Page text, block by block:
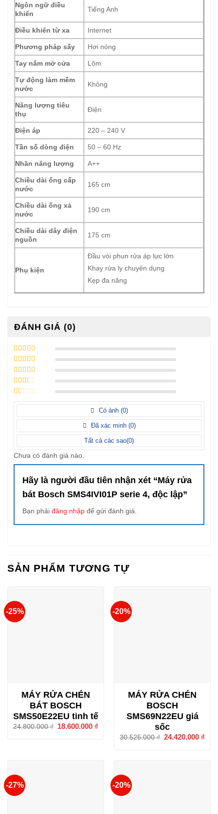
Ngôn ngữ điều
khiển
Tiếng Anh
Điều khiển từ xa Internet
Phương pháp sấy Hơi nóng
Tay nắm mở cửa Lõm
Tự động làm mềm
nước
Không
Năng lượng tiêu
thụ
Điện
Điện áp 220 – 240 V
Tần số dòng điện 50 – 60 Hz
Nhãn năng lượng A++
Chiều dài ống cấp
nước
165 cm
Chiều dài ống xả
nước
190 cm
Chiều dài dây điện
nguồn
175 cm
Phụ kiện
Đầu vòi phun rửa áp lực lớn
Khay rửa ly chuyên dụng
Kẹp đa năng
ĐÁNH GIÁ (0)
5 / 5 điểm
4 / 5 điểm
3 / 5
2 / 5
1/
Có ảnh (0)
Đã xác minh (0)
Tất cả các sao(0)
Chưa có đánh giá nào.
Hãy là người đầu tiên nhận xét “Máy rửa
bát Bosch SMS4IVI01P serie 4, độc lập”
Bạn phải đăng nhập để gửi đánh giá.
SẢN PHẨM TƯƠNG TỰ
-25%
MÁY RỬA CHÉN
BÁT BOSCH
SMS50E22EU tinh tế
24.800.000₫
Giá
18.600.000 ₫
-20%
MÁY RỬA CHÉN
BOSCH
SMS69N22EU giá
sốc
30.525.000₫ Giá
24.420.000 ₫
-27% -20%